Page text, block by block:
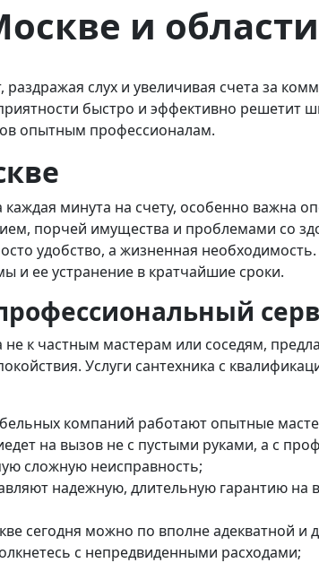
и области
слух и увеличивая счета за
быстро и эффективно решетит
опытным профессионалам.
минута на счету, особенно важна
порчей имущества и проблемами со
удобство, а жизненная
и ее устранение в кратчайшие сроки.
к частным мастерам или соседям,
Услуги сантехника с
компаний работают опытные
на вызов не с пустыми руками, а с
сложную неисправность;
надежную, длительную гарантию на
сегодня можно по вполне адекватной и
с непредвиденными расходами;